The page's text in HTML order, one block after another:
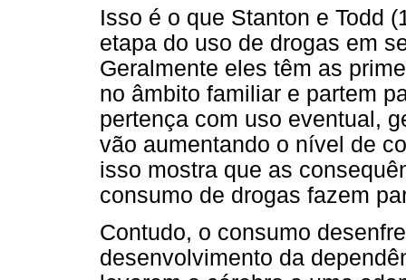
Isso é o que Stanton e Todd
etapa do uso de drogas em
Geralmente eles têm as
no âmbito familiar e partem
pertença com uso eventual,
vão aumentando o nível de
isso mostra que as
consumo de drogas fazem
Contudo, o consumo
desenvolvimento da